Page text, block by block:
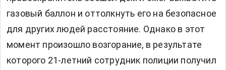
газовый баллон и оттолкнуть его на безопасное
для других людей расстояние. Однако в этот
момент произошло возгорание, в результате
которого 21-летний сотрудник полиции получил